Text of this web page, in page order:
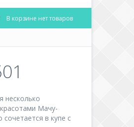
В корзине нет товаров
несколько
Мачу-
в купе с